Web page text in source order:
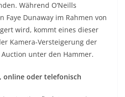
Während O‘Neills
Faye Dunaway im Rahmen von
wird, kommt eines dieser
Kamera-Versteigerung der
unter den Hammer.
online oder telefonisch